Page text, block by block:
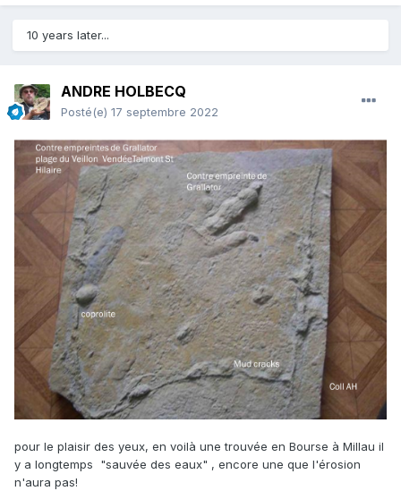
10 years later...
ANDRE HOLBECQ
Posté(e) 17 septembre 2022
pour le plaisir des yeux, en voilà une trouvée en Bourse à Millau il
y a longtemps "sauvée des eaux" , encore une que l'érosion
n'aura pas!